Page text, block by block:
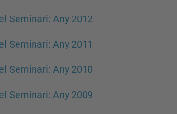
Seminari: Any 2012
Seminari: Any 2011
Seminari: Any 2010
Seminari: Any 2009